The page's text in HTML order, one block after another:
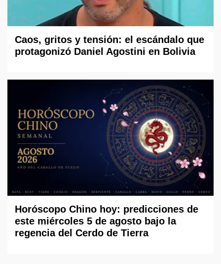
Caos, gritos y tensión: el escándalo que
protagonizó Daniel Agostini en Bolivia
Horóscopo Chino hoy: predicciones de
este miércoles 5 de agosto bajo la
regencia del Cerdo de Tierra